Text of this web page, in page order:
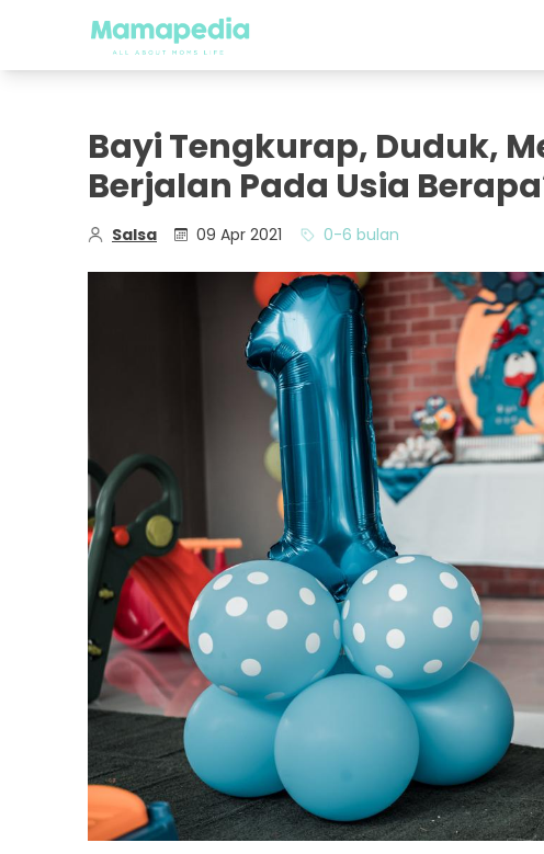
Bayi Tengkurap, Duduk,
Berjalan Pada Usia
Salsa 09 Apr 2021 0-6 bulan